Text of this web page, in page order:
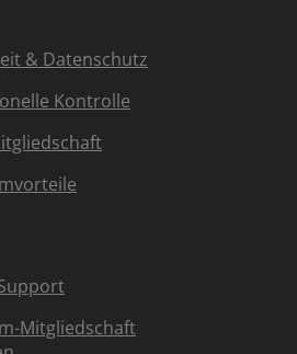
& Datenschutz
Kontrolle
Mitgliedschaft